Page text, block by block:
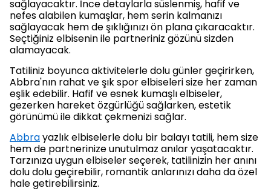
sağlayacaktır. İnce detaylarla süslenmiş, hafif ve
nefes alabilen kumaşlar, hem serin kalmanızı
sağlayacak hem de şıklığınızı ön plana çıkaracaktır.
Seçtiğiniz elbisenin ile partneriniz gözünü sizden
alamayacak.
Tatiliniz boyunca aktivitelerle dolu günler geçirirken,
Abbra'nın rahat ve şık spor elbiseleri size her zaman
eşlik edebilir. Hafif ve esnek kumaşlı elbiseler,
gezerken hareket özgürlüğü sağlarken, estetik
görünümü ile dikkat çekmenizi sağlar.
Abbrayazlık elbiselerle dolu bir balayı tatili, hem size
hem de partnerinize unutulmaz anılar yaşatacaktır.
Tarzınıza uygun elbiseler seçerek, tatilinizin her anını
dolu dolu geçirebilir, romantik anlarınızı daha da özel
hale getirebilirsiniz.